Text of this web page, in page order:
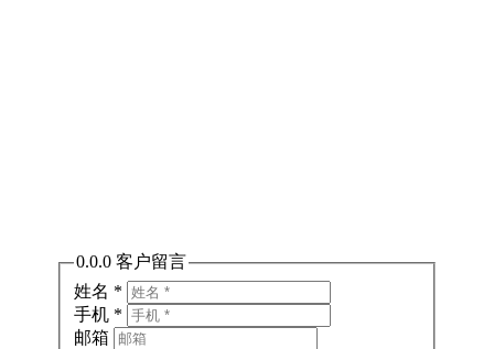
0.0.0 客户留言
姓名 *
手机 *
邮箱